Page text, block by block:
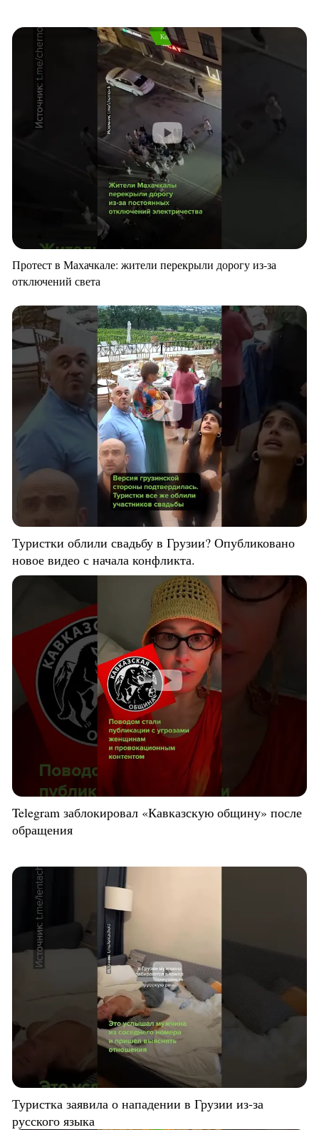
Протест в Махачкале: жители перекрыли дорогу из-за
отключений света
Туристки облили свадьбу в Грузии? Опубликовано
новое видео с начала конфликта.
Telegram заблокировал «Кавказскую общину» после
обращения
Туристка заявила о нападении в Грузии из-за
русского языка